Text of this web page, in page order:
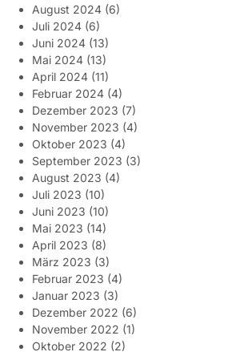
August 2024 (6)
Juli 2024 (6)
Juni 2024 (13)
Mai 2024 (13)
April 2024 (11)
Februar 2024 (4)
Dezember 2023 (7)
November 2023 (4)
Oktober 2023 (4)
September 2023 (3)
August 2023 (4)
Juli 2023 (10)
Juni 2023 (10)
Mai 2023 (14)
April 2023 (8)
März 2023 (3)
Februar 2023 (4)
Januar 2023 (3)
Dezember 2022 (6)
November 2022 (1)
Oktober 2022 (2)